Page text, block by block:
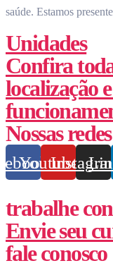
saúde. Estamos
Unidades
Confira
localização
Nossas
Youtube
trabalhe
Envie seu
fale conosco